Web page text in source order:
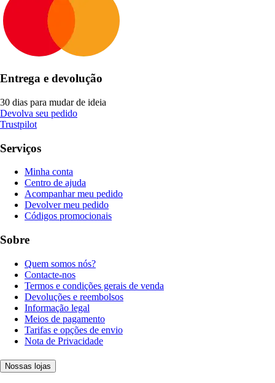
Entrega e devolução
30 dias para mudar de ideia
Devolva seu pedido
Trustpilot
Serviços
Minha conta
Centro de ajuda
Acompanhar meu pedido
Devolver meu pedido
Códigos promocionais
Sobre
Quem somos nós?
Contacte-nos
Termos e condições gerais de venda
Devoluções e reembolsos
Informação legal
Meios de pagamento
Tarifas e opções de envio
Nota de Privacidade
Nossas lojas